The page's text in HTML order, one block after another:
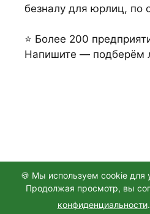
безналу для юрлиц, по
⭐ Более 200
Напишите — подберём
🍪 Мы используем cookie для
Продолжая просмотр, вы
конфиденциальности.
ООО